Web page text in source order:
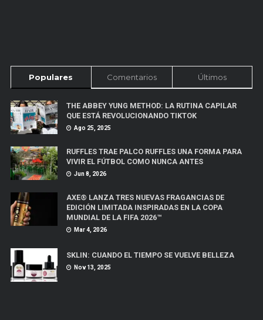
Populares Comentarios Últimos
THE ABBEY YUNG METHOD: LA RUTINA CAPILAR
QUE ESTÁ REVOLUCIONANDO TIKTOK
Ago 25, 2025
RUFFLES TRAE PALCO RUFFLES UNA FORMA PARA
VIVIR EL FÚTBOL COMO NUNCA ANTES
Jun 8, 2026
AXE® LANZA TRES NUEVAS FRAGANCIAS DE
EDICIÓN LIMITADA INSPIRADAS EN LA COPA
MUNDIAL DE LA FIFA 2026™
Mar 4, 2026
SKLIN: CUANDO EL TIEMPO SE VUELVE BELLEZA
Nov 13, 2025